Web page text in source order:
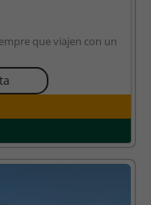
que viajen con un